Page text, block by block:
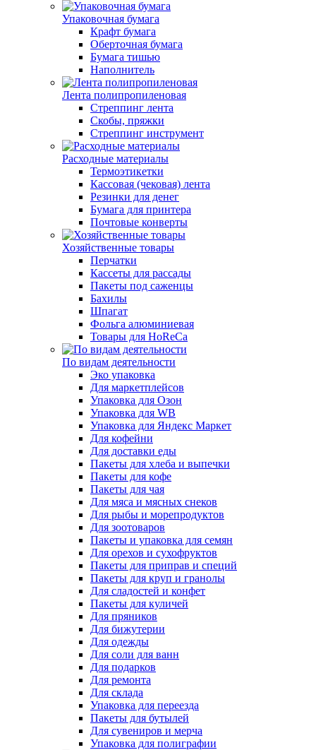
Упаковочная бумага
Крафт бумага
Оберточная бумага
Бумага тишью
Наполнитель
Лента полипропиленовая
Стреппинг лента
Скобы, пряжки
Стреппинг инструмент
Расходные материалы
Термоэтикетки
Кассовая (чековая) лента
Резинки для денег
Бумага для принтера
Почтовые конверты
Хозяйственные товары
Перчатки
Кассеты для рассады
Пакеты под саженцы
Бахилы
Шпагат
Фольга алюминиевая
Товары для HoReCa
По видам деятельности
Эко упаковка
Для маркетплейсов
Упаковка для Озон
Упаковка для WB
Упаковка для Яндекс Маркет
Для кофейни
Для доставки еды
Пакеты для хлеба и выпечки
Пакеты для кофе
Пакеты для чая
Для мяса и мясных снеков
Для рыбы и морепродуктов
Для зоотоваров
Пакеты и упаковка для семян
Для орехов и сухофруктов
Пакеты для приправ и специй
Пакеты для круп и гранолы
Для сладостей и конфет
Пакеты для куличей
Для пряников
Для бижутерии
Для одежды
Для соли для ванн
Для подарков
Для ремонта
Для склада
Упаковка для переезда
Пакеты для бутылей
Для сувениров и мерча
Упаковка для полиграфии